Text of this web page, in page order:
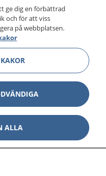
ge dig en förbättrad
och för att viss
på webbplatsen.
ALLA